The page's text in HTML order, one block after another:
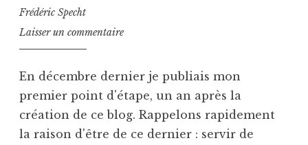
Frédéric Specht
Laisser un commentaire
En décembre dernier je publiais mon
premier point d'étape, un an après la
création de ce blog. Rappelons rapidement
la raison d'être de ce dernier : servir de